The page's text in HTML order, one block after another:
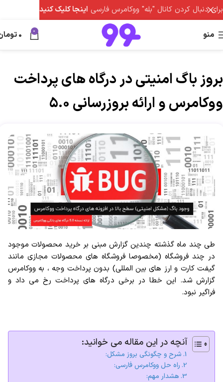
منو 0
0
بروز باگ امنیتی در درگاه های پرداخت
ووکامرس و ارائه بروزرسانی 5.0
طی چند ماه گذشته چندین گزارش مبنی بر خرید محصولات موجود
در چند فروشگاه (مخصوصا فروشگاه های محصولات مجازی مانند
گیفت کارت و ارز های بین المللی) بدون پرداخت وجه ، به ووکامرس
گزارش شد. این خطا در برخی درگاه های پرداخت رخ می داد و
فراگیر نبود.
آنچه در این مقاله می خوانید:
شرح و چگونگی بروز مشکل:
راه حل ووکامرس فارسی:
هشدار مهم:
برای دنبال کردن کانال "بله" ووکامرس فارسی اینجا کلیک کنید